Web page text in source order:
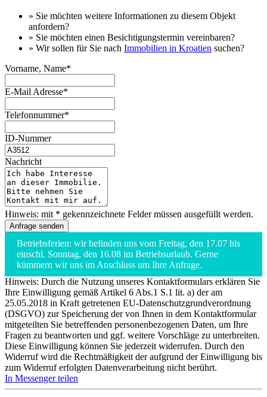
» Sie möchten weitere Informationen zu diesem Objekt
anfordern?
» Sie möchten einen Besichtigungstermin vereinbaren?
» Wir sollen für Sie nach Immobilien in Kroatien suchen?
Vorname, Name*
E-Mail Adresse*
Telefonnummer*
ID-Nummer
Nachricht
Hinweis: mit * gekennzeichnete Felder müssen ausgefüllt werden.
Betriebsferien: wir befinden uns vom Freitag, den 17.07 bis
einschl. Sonntag, den 16.08 im Betriebsurlaub. Gerne
kümmern wir uns im Anschluss um Ihre Anfrage.
Hinweis: Durch die Nutzung unseres Kontaktformulars erklären Sie
Ihre Einwilligung gemäß Artikel 6 Abs.1 S.1 lit. a) der am
25.05.2018 in Kraft getretenen EU-Datenschutzgrundverordnung
(DSGVO) zur Speicherung der von Ihnen in dem Kontaktformular
mitgeteilten Sie betreffenden personenbezogenen Daten, um Ihre
Fragen zu beantworten und ggf. weitere Vorschläge zu unterbreiten.
Diese Einwilligung können Sie jederzeit widerrufen. Durch den
Widerruf wird die Rechtmäßigkeit der aufgrund der Einwilligung bis
zum Widerruf erfolgten Datenverarbeitung nicht berührt.
In Messenger teilen